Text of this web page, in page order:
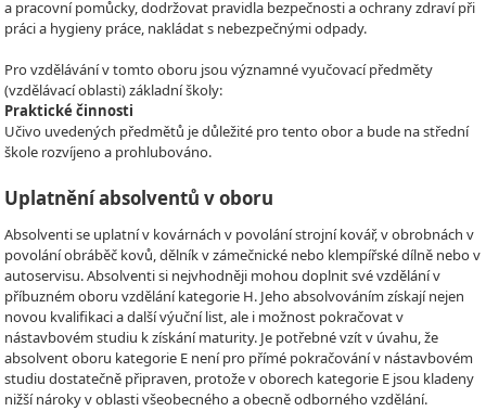
a pracovní pomůcky, dodržovat pravidla bezpečnosti a ochrany zdraví při
práci a hygieny práce, nakládat s nebezpečnými odpady.
Pro vzdělávání v tomto oboru jsou významné vyučovací předměty
(vzdělávací oblasti) základní školy:
Praktické činnosti
Učivo uvedených předmětů je důležité pro tento obor a bude na střední
škole rozvíjeno a prohlubováno.
Uplatnění absolventů v oboru
Absolventi se uplatní v kovárnách v povolání strojní kovář, v obrobnách v
povolání obráběč kovů, dělník v zámečnické nebo klempířské dílně nebo v
autoservisu. Absolventi si nejvhodněji mohou doplnit své vzdělání v
příbuzném oboru vzdělání kategorie H. Jeho absolvováním získají nejen
novou kvalifikaci a další výuční list, ale i možnost pokračovat v
nástavbovém studiu k získání maturity. Je potřebné vzít v úvahu, že
absolvent oboru kategorie E není pro přímé pokračování v nástavbovém
studiu dostatečně připraven, protože v oborech kategorie E jsou kladeny
nižší nároky v oblasti všeobecného a obecně odborného vzdělání.